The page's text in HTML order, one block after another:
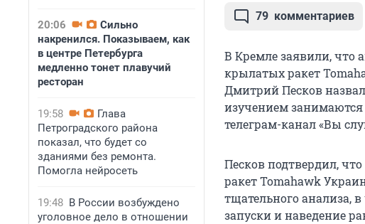
20:06
Сильно
накренился. Показываем, как
в центре Петербурга
медленно тонет плавучий
ресторан
19:58
Глава
Петроградского района
показал, что будет со
зданиями без ремонта.
Помогла нейросеть
19:48 В России возбуждено
уголовное дело в отношении
79 комментариев
В Кремле заявили, что
крылатых ракет
Дмитрий Песков
изучением занимаются
телеграм-канал «Вы
Песков подтвердил,
ракет Tomahawk
тщательного анализа,
запуски и наведение